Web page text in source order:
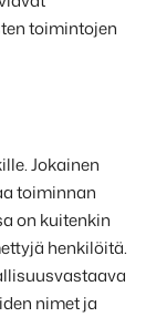
toimintojen
Jokainen
toiminnan
on kuitenkin
henkilöitä.
nimet ja